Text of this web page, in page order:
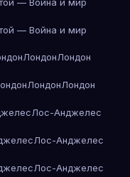
— Война и мир
ЛондонЛондон
ЛондонЛондон
Лос-Анджелес
Лос-Анджелес
Лос-Анджелес